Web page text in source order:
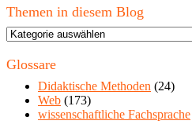
Themen in diesem Blog
Themen
diesem
Glossare
Didaktische Methoden (24)
Web (173)
wissenschaftliche Fachsprache